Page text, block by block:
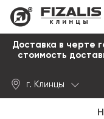
клинцы
Доставка в черте
стоимость
г. Клинцы